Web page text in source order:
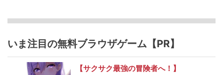
いま注目の無料ブラウザゲーム【PR】
【サクサク最強の冒険者へ！】